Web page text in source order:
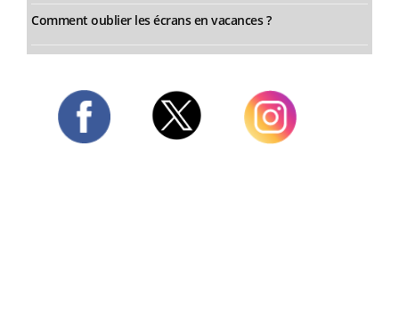
Comment oublier les écrans en vacances ?